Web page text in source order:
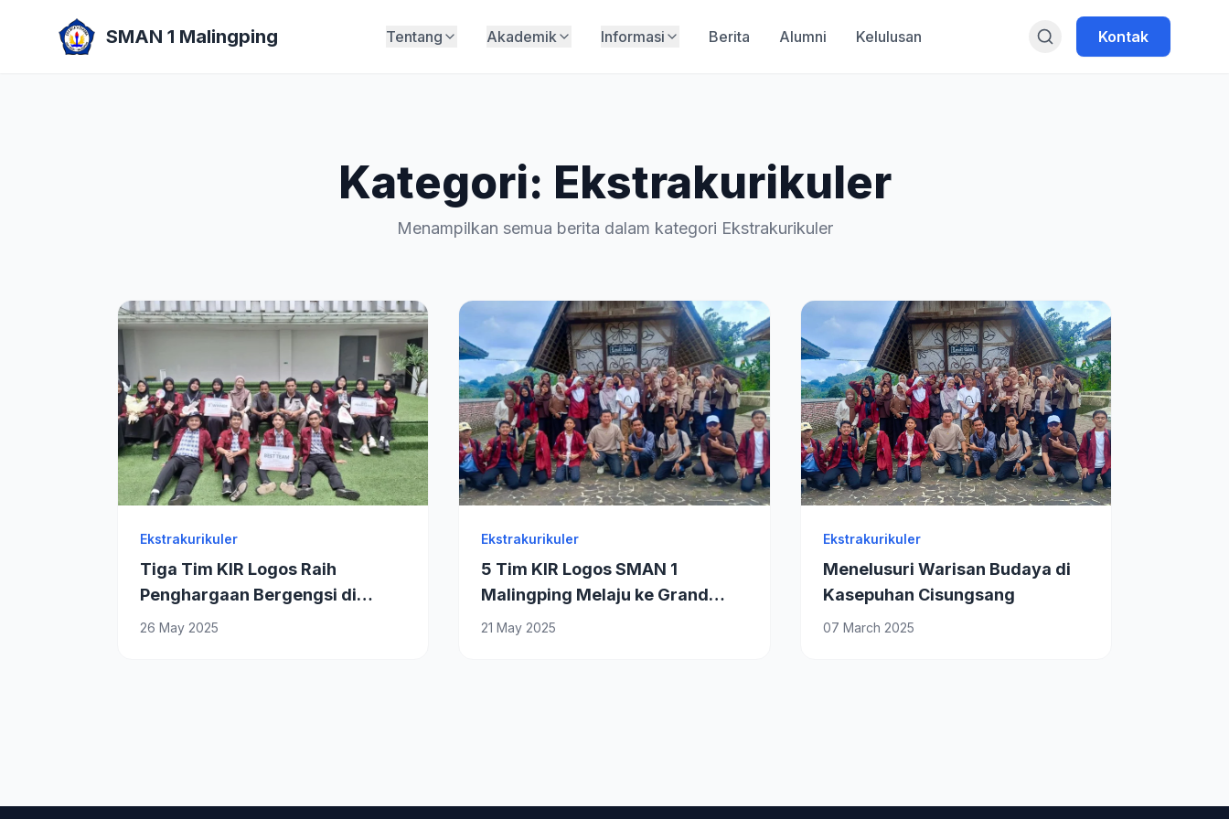
SMAN 1 Malingping Tentang Akademik Informasi Berita Alumni Kelulusan Kontak
Kategori: Ekstrakurikuler
Menampilkan semua berita dalam kategori Ekstrakurikuler
Ekstrakurikuler
Tiga Tim KIR Logos Raih
Penghargaan Bergengsi di
Grand Final TIA 2025 IPB
26 May 2025
Ekstrakurikuler
5 Tim KIR Logos SMAN 1
Malingping Melaju ke Grand
Final TIA IPB 2025
21 May 2025
Ekstrakurikuler
Menelusuri Warisan Budaya di
Kasepuhan Cisungsang
07 March 2025